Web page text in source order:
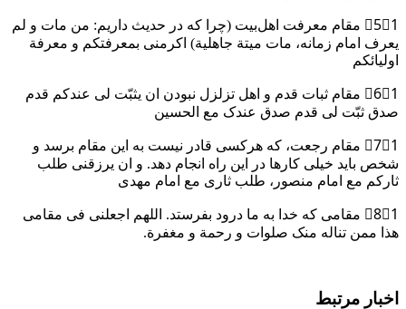
5⃣1⃣ مقام معرفت اهل‌بیت (چرا که در حدیث داریم: من مات و لم
یعرف امام زمانه، مات میتة جاهلیة) اکرمنی بمعرفتکم و معرفة
اولیائکم
6⃣1⃣ مقام ثبات قدم و اهل تزلزل نبودن ان یثبّت لی عندکم قدم
صدق ثبّت لی قدم صدق عندک مع الحسین
7⃣1⃣ مقام رجعت، که هرکسی قادر نیست به این مقام برسد و
شخص باید خیلی کارها در این راه انجام دهد. و ان یرزقنی طلب
ثارکم مع امام منصور، طلب ثاری مع امام مهدی
8⃣1⃣ مقامی که خدا به ما درود بفرستد. اللهم اجعلنی فی مقامی
هذا ممن تناله منک صلوات و رحمة و مغفرة.
اخبار مرتبط